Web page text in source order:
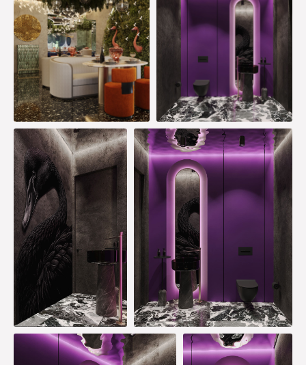
КОНТАКТЫ
+7 (906) 297-74-59
Часы работы: